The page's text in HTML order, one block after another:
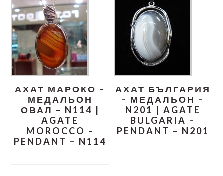
АХАТ МАРОКО –
МЕДАЛЬОН
ОВАЛ – N114 |
AGATE
MOROCCO –
PENDANT – N114
АХАТ БЪЛГАРИЯ
– МЕДАЛЬОН –
N201 | AGATE
BULGARIA –
PENDANT – N201